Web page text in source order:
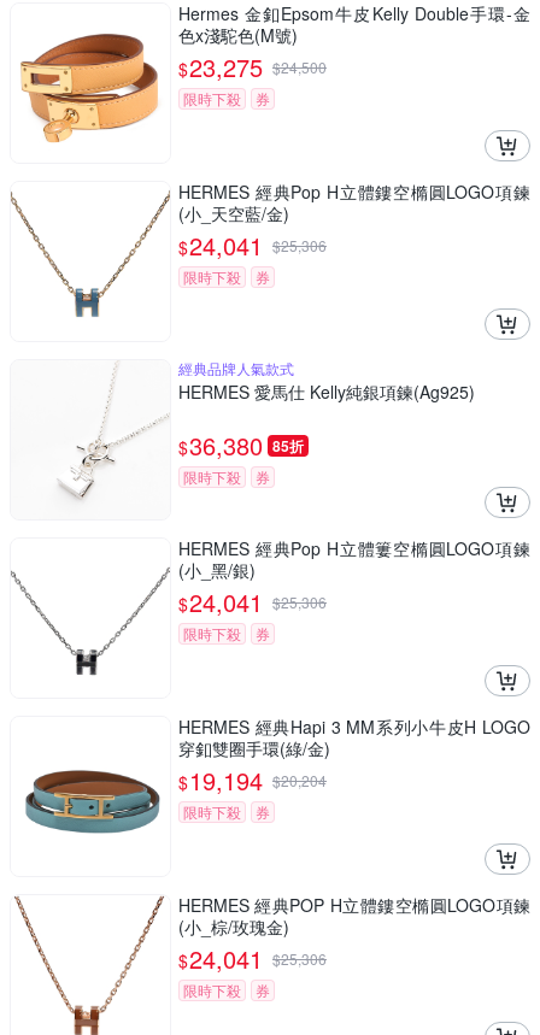
Hermes 金釦Epsom牛皮Kelly Double手環-金
色x淺駝色(M號)
$23,275 $24,500
限時下殺
券
HERMES 經典Pop H立體鏤空橢圓LOGO項鍊
(小_天空藍/金)
$24,041 $25,306
限時下殺
券
經典品牌人氣款式
HERMES 愛馬仕 Kelly純銀項鍊(Ag925)
$36,380 85折
限時下殺 券
HERMES 經典Pop H立體簍空橢圓LOGO項鍊
(小_黑/銀)
$24,041 $25,306
限時下殺
券
HERMES 經典Hapi 3 MM系列小牛皮H LOGO
穿釦雙圈手環(綠/金)
$19,194 $20,204
限時下殺
券
HERMES 經典POP H立體鏤空橢圓LOGO項鍊
(小_棕/玫瑰金)
$24,041 $25,306
限時下殺
券